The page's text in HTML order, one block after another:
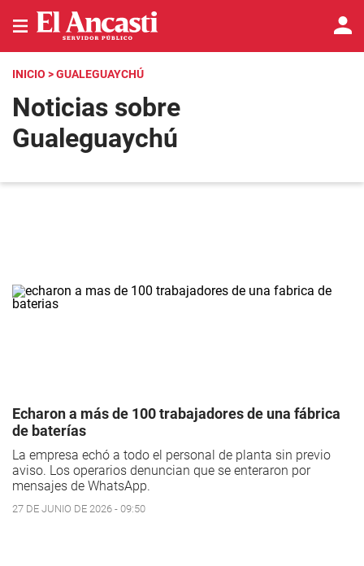
INICIO > GUALEGUAYCHÚ
Noticias sobre
Gualeguaychú
Echaron a más de 100 trabajadores de una fábrica
de baterías
La empresa echó a todo el personal de planta sin previo
aviso. Los operarios denuncian que se enteraron por
mensajes de WhatsApp.
27 DE JUNIO DE 2026 - 09:50